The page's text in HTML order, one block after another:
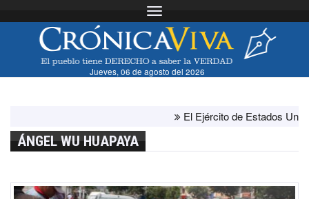
Toggle navigation
Jueves, 06 de agosto del 2026
El Ejército de Estados Unidos
ÁNGEL WU HUAPAYA